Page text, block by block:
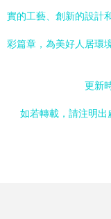
實的工藝、創新的設計
彩篇章，為美好人居環
更新
如若轉載，請注明